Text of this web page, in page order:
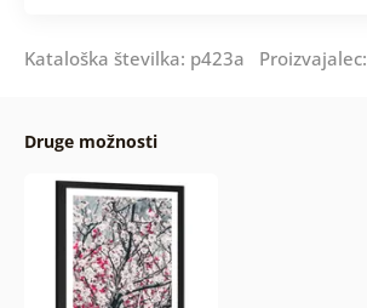
Kataloška številka: p423a Proizvajalec:
Druge možnosti